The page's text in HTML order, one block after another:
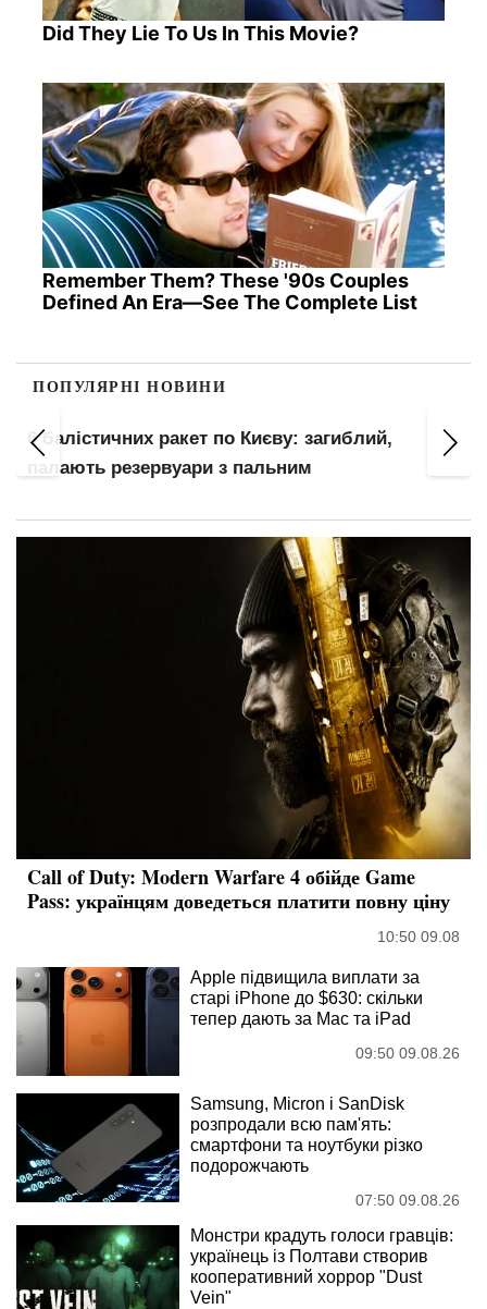
Did They Lie To Us In This Movie?
Remember Them? These '90s Couples
Defined An Era—See The Complete List
ПОПУЛЯРНІ НОВИНИ
6 балістичних ракет по Києву: загиблий,
палають резервуари з пальним
Call of Duty: Modern Warfare 4 обійде Game
Pass: українцям доведеться платити повну ціну
10:50 09.08
Apple підвищила виплати за
старі iPhone до $630: скільки
тепер дають за Mac та iPad
09:50 09.08.26
Samsung, Micron і SanDisk
розпродали всю пам'ять:
смартфони та ноутбуки різко
подорожчають
07:50 09.08.26
Монстри крадуть голоси гравців:
українець із Полтави створив
кооперативний хоррор "Dust
Vein"